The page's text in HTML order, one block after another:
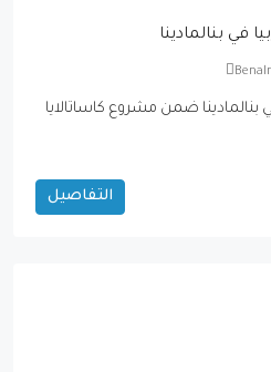
في بنالمادينا
بنالمادينا ضمن مشروع كاساتالايا
التفاصيل